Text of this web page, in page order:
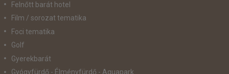
Felnőtt barát hotel
Film / sorozat tematika
Foci tematika
Golf
Gyerekbarát
Gyógyfürdő - Élményfürdő - Aquapark